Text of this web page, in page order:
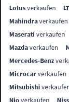
Lotusverkaufen
Mahindraverkaufen
Maserati verkaufen
Mazdaverkaufen
Mercedes-Benz
Microcarverkaufen
Mitsubishi
Nioverkaufen